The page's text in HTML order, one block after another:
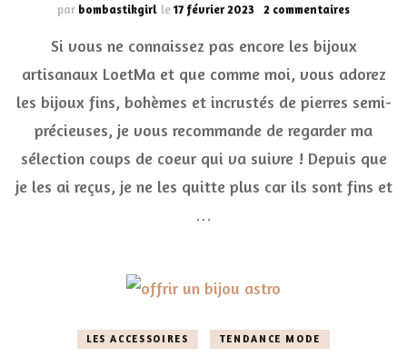
par bombastikgirl le17 février 2023 2 commentairessur
de
absolu
pour
bijoux
LoetMa
Si vous ne connaissez pas encore les bijoux
artisanaux LoetMa et que comme moi, vous adorez
les bijoux fins, bohèmes et incrustés de pierres semi-
précieuses, je vous recommande de regarder ma
sélection coups de coeur qui va suivre ! Depuis que
je les ai reçus, je ne les quitte plus car ils sont fins et
…
LES ACCESSOIRES TENDANCE MODE